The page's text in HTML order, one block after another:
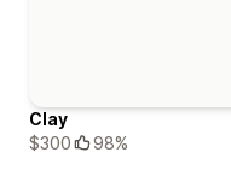
Clay
$300
98%